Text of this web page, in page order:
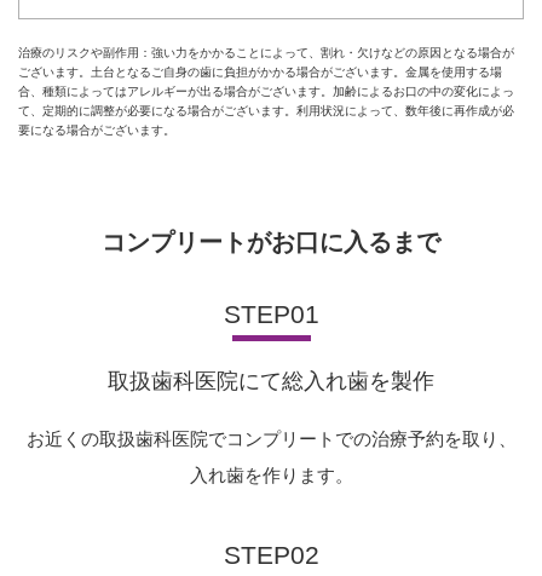
治療のリスクや副作用：強い力をかかることによって、割れ・欠けなどの原因となる場合が
ございます。土台となるご自身の歯に負担がかかる場合がございます。金属を使用する場
合、種類によってはアレルギーが出る場合がございます。加齢によるお口の中の変化によっ
て、定期的に調整が必要になる場合がございます。利用状況によって、数年後に再作成が必
要になる場合がございます。
コンプリートがお口に入るまで
STEP01
取扱歯科医院にて総入れ歯を製作
お近くの取扱歯科医院でコンプリートでの治療予約を取り、
入れ歯を作ります。
STEP02